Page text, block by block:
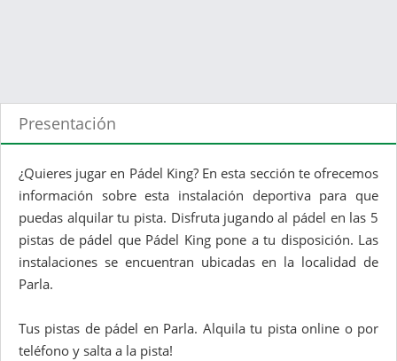
Presentación
¿Quieres jugar en Pádel King? En esta sección te ofrecemos
información sobre esta instalación deportiva para que
puedas alquilar tu pista. Disfruta jugando al pádel en las 5
pistas de pádel que Pádel King pone a tu disposición. Las
instalaciones se encuentran ubicadas en la localidad de
Parla.
Tus pistas de pádel en Parla. Alquila tu pista online o por
teléfono y salta a la pista!